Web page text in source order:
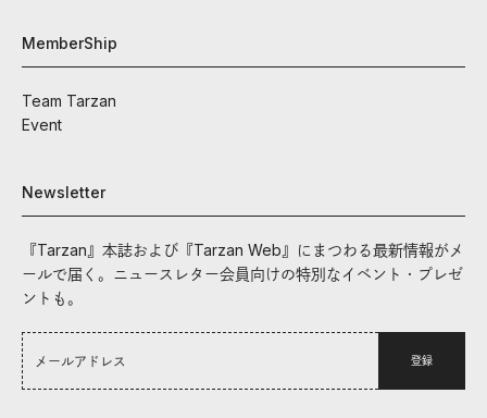
MemberShip
Team Tarzan
Event
Newsletter
『Tarzan』本誌および『Tarzan Web』にまつわる最新情報がメ
ールで届く。ニュースレター会員向けの特別なイベント・プレゼ
ントも。
登録